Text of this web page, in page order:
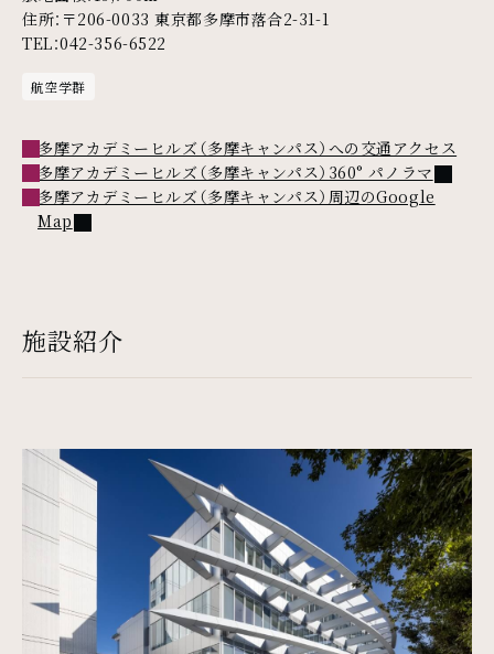
住所：〒206-0033 東京都多摩市落合2-31-1
TEL：042-356-6522
航空学群
多摩アカデミーヒルズ（多摩キャンパス）への交通アクセス
多摩アカデミーヒルズ（多摩キャンパス）360° パノラマ外部リ
多摩アカデミーヒルズ（多摩キャンパス）周辺のGoogle
Map外部リンク
施設紹介